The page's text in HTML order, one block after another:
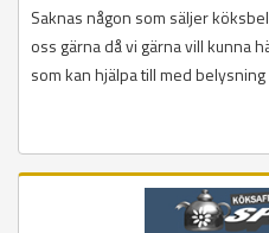
Saknas någon som säljer
oss gärna då vi gärna vill kunna
som kan hjälpa till med